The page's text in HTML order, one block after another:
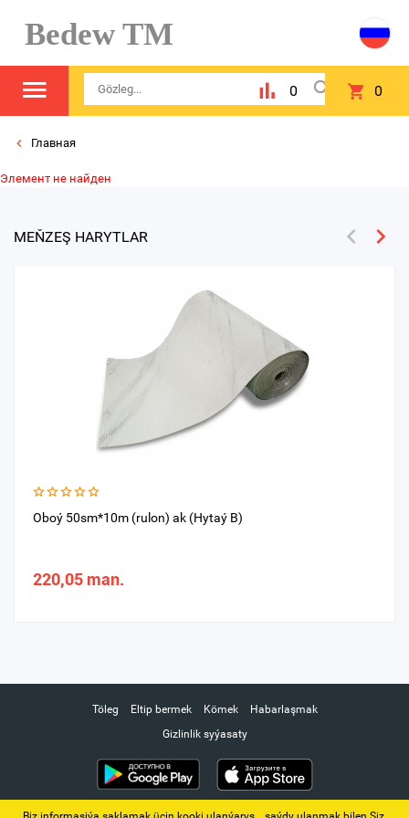
Bedew TM
0 0
Главная
Элемент не найден
MEŇZEŞ HARYTLAR
Oboý 50sm*10m (rulon) ak (Hytaý B)
220,05 man.
Töleg Eltip bermek Kömek
Habarlaşmak
Gizlinlik syýasaty